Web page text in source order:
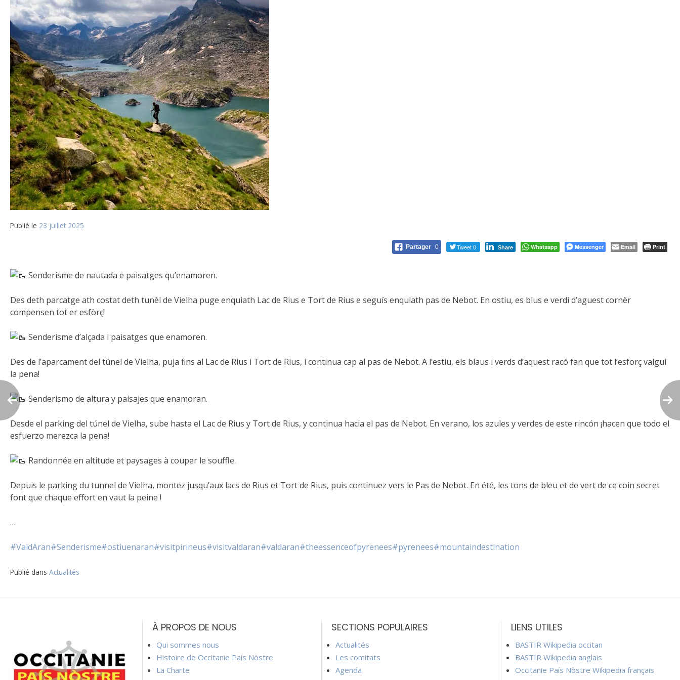
Publié le 23 juillet 2025
Partager 0 Tweet 0 Share Whatsapp Messenger Email Print
Senderisme de nautada e paisatges qu’enamoren.
Des deth parcatge ath costat deth tunèl de Vielha puge enquiath Lac de Rius e Tort de Rius e seguís enquiath pas de Nebot. En ostiu, es blus e verdi d’aguest cornèr
compensen tot er esfòrç!
Senderisme d’alçada i paisatges que enamoren.
Des de l’aparcament del túnel de Vielha, puja fins al Lac de Rius i Tort de Rius, i continua cap al pas de Nebot. A l’estiu, els blaus i verds d’aquest racó fan que tot l’esforç valgui
la pena!
Senderismo de altura y paisajes que enamoran.
Desde el parking del túnel de Vielha, sube hasta el Lac de Rius y Tort de Rius, y continua hacia el pas de Nebot. En verano, los azules y verdes de este rincón ¡hacen que todo el
esfuerzo merezca la pena!
Randonnée en altitude et paysages à couper le souffle.
Depuis le parking du tunnel de Vielha, montez jusqu’aux lacs de Rius et Tort de Rius, puis continuez vers le Pas de Nebot. En été, les tons de bleu et de vert de ce coin secret
font que chaque effort en vaut la peine !
…
#ValdAran#Senderisme#ostiuenaran#visitpirineus#visitvaldaran#valdaran#theessenceofpyrenees#pyrenees#mountaindestination
Publié dans Actualités
l’article
À PROPOS DE NOUS
Qui sommes nous
Histoire de Occitanie País Nòstre
La Charte
SECTIONS POPULAIRES
Actualités
Les comitats
Agenda
LIENS UTILES
BASTIR Wikipedia occitan
BASTIR Wikipedia anglais
Occitanie País Nòstre Wikipedia français